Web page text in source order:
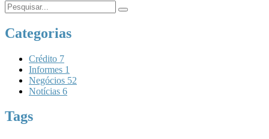
Categorias
Crédito 7
Informes 1
Negócios 52
Notícias 6
Tags